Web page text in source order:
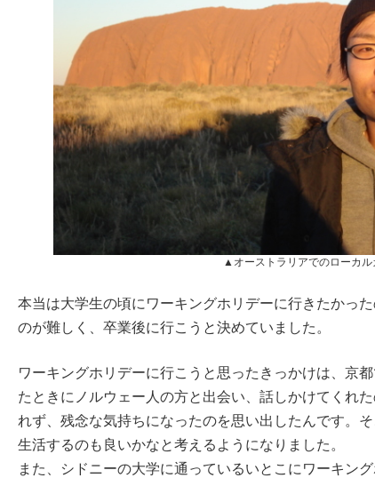
▲オーストラリアでのローカル
本当は大学生の頃にワーキングホリデーに行きたかっ
のが難しく、卒業後に行こうと決めていました。
ワーキングホリデーに行こうと思ったきっかけは、京
たときにノルウェー人の方と出会い、話しかけてくれ
れず、残念な気持ちになったのを思い出したんです。
生活するのも良いかなと考えるようになりました。
また、シドニーの大学に通っているいとこにワーキン